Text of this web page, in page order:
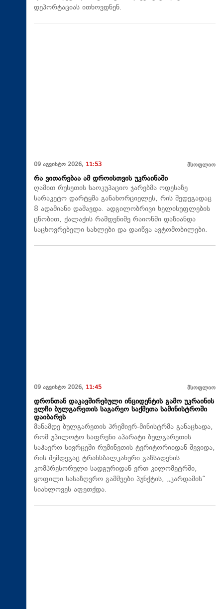
დეპორტაციას ითხოვდნენ.
09 აგვისტო 2026, 11:53 მსოფლიო
რა ვითარებაა ამ დროისთვის უკრაინაში
ღამით რუსეთის საოკუპაციო ჯარებმა ოდესაზე
სარაკეტო დარტყმა განახორციელეს, რის შედეგადაც
8 ადამიანი დაშავდა. ადგილობრივი ხელისუფლების
ცნობით, ქალაქის რამდენიმე რაიონში დაზიანდა
საცხოვრებელი სახლები და დაიწვა ავტომობილები.
09 აგვისტო 2026, 11:45 მსოფლიო
დრონთან დაკავშირებული ინციდენტის გამო უკრაინის
ელჩი ბულგარეთის საგარეო საქმეთა სამინისტროში
დაიბარეს
მანამდე ბულგარეთის პრემიერ-მინისტრმა განაცხადა,
რომ უპილოტო საფრენი აპარატი ბულგარეთის
საჰაერო სივრცეში რუმინეთის ტერიტორიიდან შევიდა,
რის შემდეგაც ტრანსბალკანური გაზსადენის
კომპრესორული სადგურიდან ერთ კილომეტრში,
ყოფილი სასაზღვრო გამშვები პუნქტის, „კარდამის“
სიახლოვეს აფეთქდა.